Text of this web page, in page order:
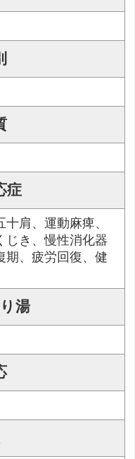
症
肩、運動麻痺、
じき、慢性消化器
期、疲労回復、健
湯